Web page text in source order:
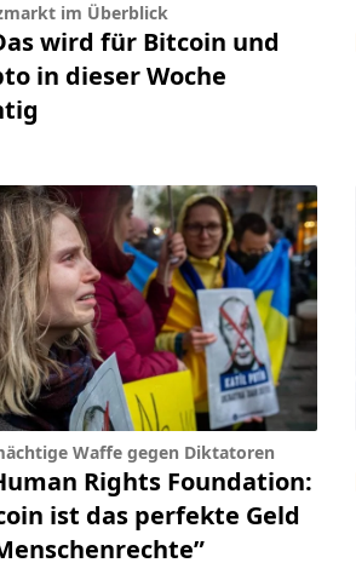
im Überblick
wird für Bitcoin und
in dieser Woche
Waffe gegen Diktatoren
Rights Foundation:
ist das perfekte Geld